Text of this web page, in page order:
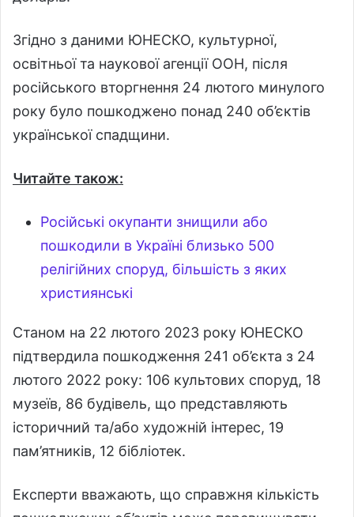
Згідно з даними ЮНЕСКО, культурної,
освітньої та наукової агенції ООН, після
російського вторгнення 24 лютого минулого
року було пошкоджено понад 240 об’єктів
української спадщини.
Читайте також:
Російські окупанти знищили або
пошкодили в Україні близько 500
релігійних споруд, більшість з яких
християнські
Станом на 22 лютого 2023 року ЮНЕСКО
підтвердила пошкодження 241 об’єкта з 24
лютого 2022 року: 106 культових споруд, 18
музеїв, 86 будівель, що представляють
історичний та/або художній інтерес, 19
пам’ятників, 12 бібліотек.
Експерти вважають, що справжня кількість